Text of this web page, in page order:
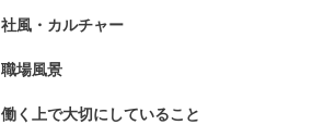
社風・カルチャー
職場風景
働く上で大切にしていること